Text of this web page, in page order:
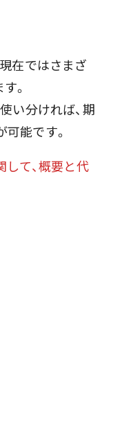
在ではさまざ
。
い分ければ、期
能です。
して、概要と代